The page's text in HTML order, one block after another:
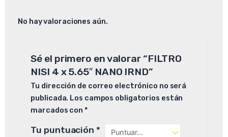
No hay valoraciones aún.
Sé el primero en valorar “FILTRO
NISI 4 x 5.65″ NANO IRND”
Tu dirección de correo electrónico no será
publicada. Los campos obligatorios están
marcados con*
Tu puntuación *